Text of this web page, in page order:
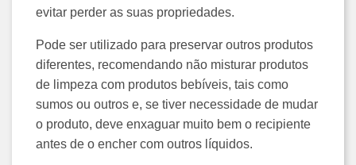
evitar perder as suas propriedades.
Pode ser utilizado para preservar outros produtos
diferentes, recomendando não misturar produtos
de limpeza com produtos bebíveis, tais como
sumos ou outros e, se tiver necessidade de mudar
o produto, deve enxaguar muito bem o recipiente
antes de o encher com outros líquidos.